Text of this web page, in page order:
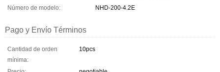
Número de modelo:
NHD-200-4.2E
Pago y Envío Términos
Cantidad de orden
mínima:
10pcs